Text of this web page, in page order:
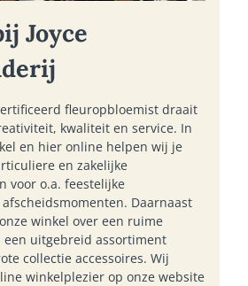
Joyce
fleuropbloemist draait
kwaliteit en service. In
en hier online helpen wij je
en zakelijke
voor o.a. feestelijke
Daarnaast
winkel over een ruime
uitgebreid assortiment
collectie accessoires. Wij
winkelplezier op onze website